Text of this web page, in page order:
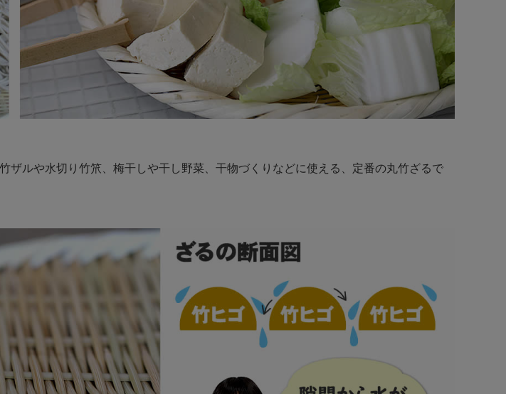
ザルや水切り竹笊、梅干しや干し野菜、干物づくりなどに使える、定番の丸竹ざるで